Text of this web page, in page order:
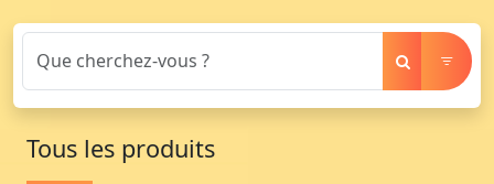
Tous les produits